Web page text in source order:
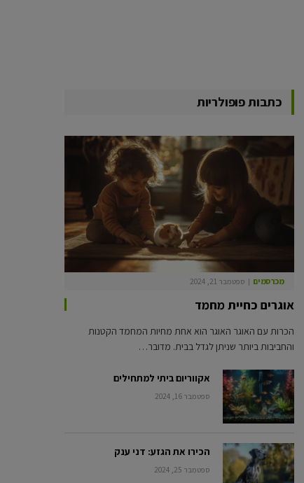
כתבות פופולריות
מכרסמים ספטמבר 21, 2024
אוגרים כחיית מחמד
הכרות עם האוגר האוגר הוא אחת מחיות המחמד הקטנות
והחביבות ביותר שניתן לגדל בבית. מדובר…
אקווריום ביתי למתחילים
ספטמבר 16, 2024
הכירו את הגזע: דני ענק
ספטמבר 25, 2024